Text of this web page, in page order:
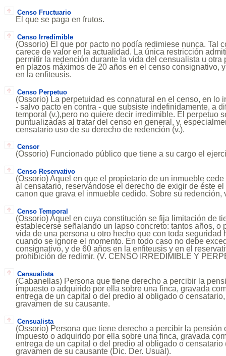
Censo Fructuario
El que se paga en frutos.
Censo Irredímible
(Ossorio) El que por pacto no podía redimiese nunca. Tal
carece de valor en la actualidad. La única restricción
permitir la redención durante la vida del censualista u otra
en plazos máximos de 20 años en el censo consignativo,
en la enfiteusis.
Censo Perpetuo
(Ossorio) La perpetuidad es connatural en el censo, en lo
- salvo pacto en contra - que subsiste indefinidamente, a
temporal (v.),pero no quiere decir irredimible. El perpetuo
puntualizadas al tratar del censo en general, y,
censatario uso de su derecho de redención (v.).
Censor
(Ossorio) Funcionado público que tiene a su cargo el
Censo Reservativo
(Ossorio) Aquel en que el propietario de un inmueble
al censatario, reservándose el derecho de exigir de éste
canon que grava el inmueble cedido. Sobre su redención,
Censo Temporal
(Ossorio) Aquel en cuya constitución se fija limitación de
establecerse señalando un lapso concreto: tantos años, o
vida de una persona u otro hecho que con toda seguridad
cuando se ignore el momento. En todo caso no debe
consignativo, y de 60 años en la enfiteusis y en el
prohibición de redimir. (V. CENSO IRREDIMIBLE Y
Censualista
(Cabanellas) Persona que tiene derecho a percibir la
impuesto o adquirido por ella sobre una finca, gravada
entrega de un capital o del predio al obligado o
gravamen de su causante.
Censualista
(Ossorio) Persona que tiene derecho a percibir la pensión
impuesto o adquirido por ella sobre una finca, gravada
entrega de un capital o del predio al obligado o censatario
gravamen de su causante (Dic. Der. Usual).